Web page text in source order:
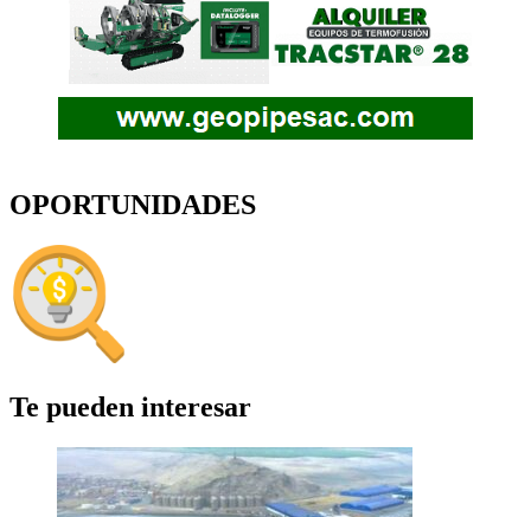
OPORTUNIDADES
Te pueden interesar